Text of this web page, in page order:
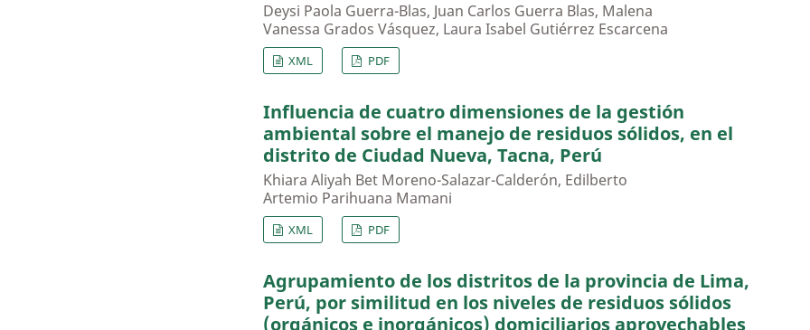
Deysi Paola Guerra-Blas, Juan Carlos Guerra Blas, Malena
Vanessa Grados Vásquez, Laura Isabel Gutiérrez Escarcena
XML PDF
Influencia de cuatro dimensiones de la gestión
ambiental sobre el manejo de residuos sólidos, en el
distrito de Ciudad Nueva, Tacna, Perú
Khiara Aliyah Bet Moreno-Salazar-Calderón, Edilberto
Artemio Parihuana Mamani
XML PDF
Agrupamiento de los distritos de la provincia de Lima,
Perú, por similitud en los niveles de residuos sólidos
(orgánicos e inorgánicos) domiciliarios aprovechables